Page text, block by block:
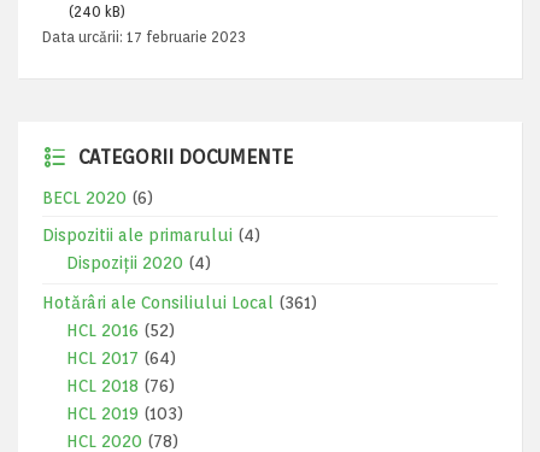
(240 kB)
Data urcării: 17 februarie 2023
CATEGORII DOCUMENTE
BECL 2020 (6)
Dispozitii ale primarului (4)
Dispoziții 2020 (4)
Hotărâri ale Consiliului Local
(361)
HCL 2016 (52)
HCL 2017 (64)
HCL 2018 (76)
HCL 2019 (103)
HCL 2020 (78)